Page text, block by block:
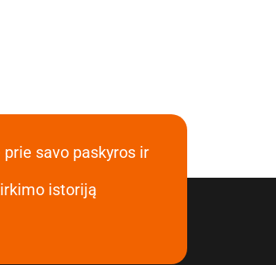
savo paskyros ir
istoriją